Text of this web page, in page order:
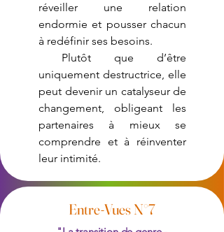
réveiller une relation
endormie et pousser chacun
à redéfinir ses besoins.
Plutôt que d’être
uniquement destructrice, elle
peut devenir un catalyseur de
changement, obligeant les
partenaires à mieux se
comprendre et à réinventer
leur intimité.
Entre-Vues N°7